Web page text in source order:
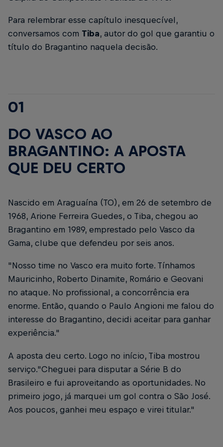
Para relembrar esse capítulo inesquecível,
conversamos com Tiba, autor do gol que garantiu o
título do Bragantino naquela decisão.
01
DO VASCO AO
BRAGANTINO: A APOSTA
QUE DEU CERTO
Nascido em Araguaína (TO), em 26 de setembro de
1968, Arione Ferreira Guedes, o Tiba, chegou ao
Bragantino em 1989, emprestado pelo Vasco da
Gama, clube que defendeu por seis anos.
"Nosso time no Vasco era muito forte. Tínhamos
Mauricinho, Roberto Dinamite, Romário e Geovani
no ataque. No profissional, a concorrência era
enorme. Então, quando o Paulo Angioni me falou do
interesse do Bragantino, decidi aceitar para ganhar
experiência."
A aposta deu certo. Logo no início, Tiba mostrou
serviço."Cheguei para disputar a Série B do
Brasileiro e fui aproveitando as oportunidades. No
primeiro jogo, já marquei um gol contra o São José.
Aos poucos, ganhei meu espaço e virei titular."